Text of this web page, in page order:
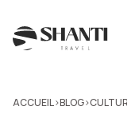
ACCUEIL>BLOG>